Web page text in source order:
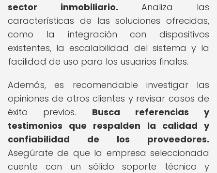
sector inmobiliario. Analiza las
características de las soluciones ofrecidas,
como la integración con dispositivos
existentes, la escalabilidad del sistema y la
facilidad de uso para los usuarios finales.
Además, es recomendable investigar las
opiniones de otros clientes y revisar casos de
éxito previos. Busca referencias y
testimonios que respalden la calidad y
confiabilidad de los proveedores.
Asegúrate de que la empresa seleccionada
cuente con un sólido soporte técnico y